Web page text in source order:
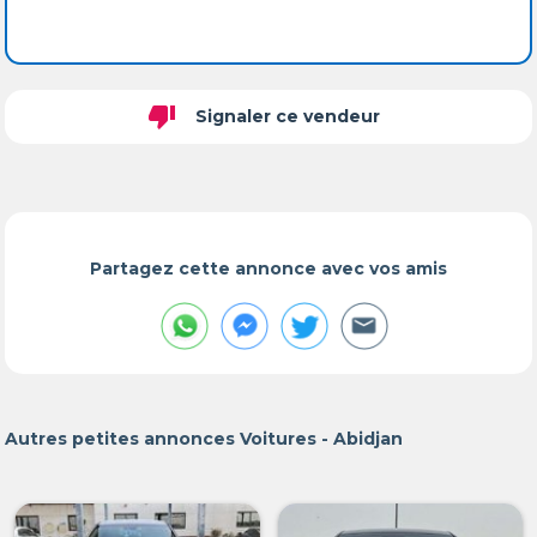
thumb_down Signaler ce vendeur
Partagez cette annonce avec vos amis
Autres petites annonces Voitures - Abidjan